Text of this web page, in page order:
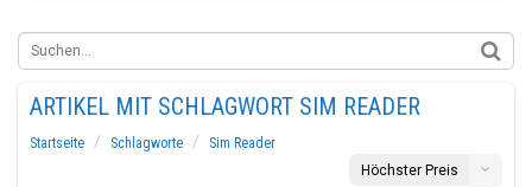
ARTIKEL MIT SCHLAGWORT SIM READER
Startseite Schlagworte
Sim Reader
Höchster Preis